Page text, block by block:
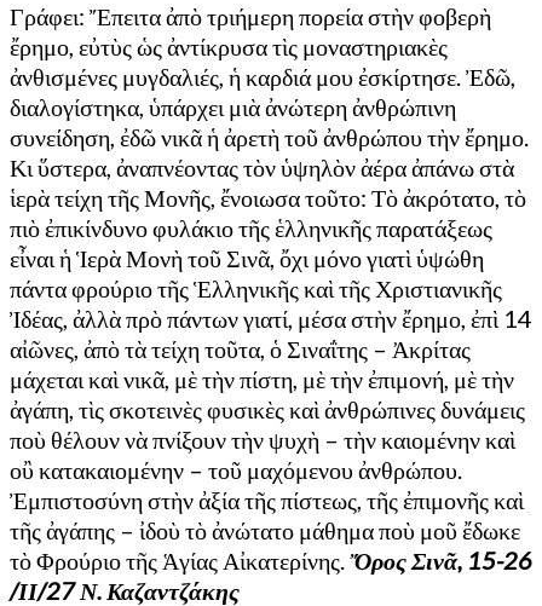
Γράφει: Ἔπειτα ἀπὸ τριήμερη πορεία στὴν φοβερὴ
ἔρημο, εὐτὺς ὡς ἀντίκρυσα τὶς μοναστηριακὲς
ἀνθισμένες μυγδαλιές, ἡ καρδιά μου ἐσκίρτησε. Ἐδῶ,
διαλογίστηκα, ὑπάρχει μιὰ ἀνώτερη ἀνθρώπινη
συνείδηση, ἐδῶ νικᾶ ἡ ἀρετὴ τοῦ ἀνθρώπου τὴν ἔρημο.
Κι ὕστερα, ἀναπνέοντας τὸν ὑψηλὸν ἀέρα ἀπάνω στὰ
ἱερὰ τείχη τῆς Μονῆς, ἔνοιωσα τοῦτο: Τὸ ἀκρότατο, τὸ
πιὸ ἐπικίνδυνο φυλάκιο τῆς ἑλληνικῆς παρατάξεως
εἶναι ἡ Ἱερὰ Μονὴ τοῦ Σινᾶ, ὄχι μόνο γιατὶ ὑψώθη
πάντα φρούριο τῆς Ἑλληνικῆς καὶ τῆς Χριστιανικῆς
Ἰδέας, ἀλλὰ πρὸ πάντων γιατί, μέσα στὴν ἔρημο, ἐπὶ 14
αἰῶνες, ἀπὸ τὰ τείχη τοῦτα, ὁ Σιναΐτης – Ἀκρίτας
μάχεται καὶ νικᾶ, μὲ τὴν πίστη, μὲ τὴν ἐπιμονή, μὲ τὴν
ἀγάπη, τὶς σκοτεινὲς φυσικὲς καὶ ἀνθρώπινες δυνάμεις
ποὺ θέλουν νὰ πνίξουν τὴν ψυχὴ – τὴν καιομένην καὶ
οὒ κατακαιομένην – τοῦ μαχόμενου ἀνθρώπου.
Ἐμπιστοσύνη στὴν ἀξία τῆς πίστεως, τῆς ἐπιμονῆς καὶ
τῆς ἀγάπης – ἰδοὺ τὸ ἀνώτατο μάθημα ποὺ μοῦ ἔδωκε
τὸ Φρούριο τῆς Ἁγίας Αἰκατερίνης.Ὄρος Σινᾶ, 15-26
/ΙΙ/27 Ν. Καζαντζάκης